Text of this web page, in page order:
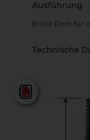
Ausführung
Breite Form für
Technische